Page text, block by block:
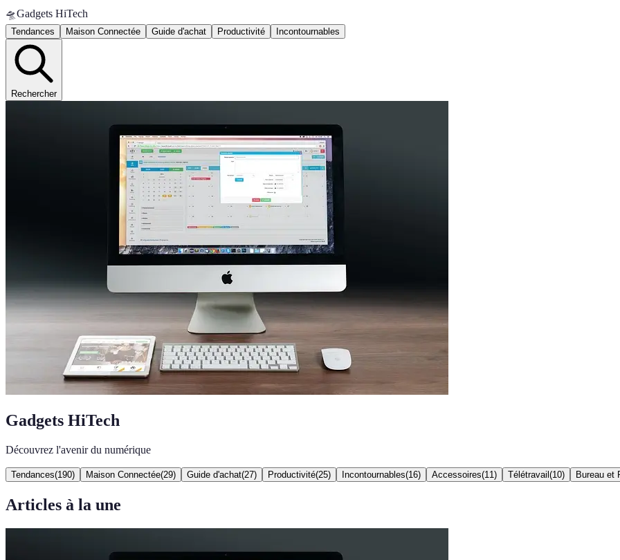
🛸Gadgets HiTech
Tendances Maison Connectée Guide d'achat Productivité Incontournables
Rechercher
Gadgets HiTech
Découvrez l'avenir du numérique
Tendances(190) Maison Connectée(29) Guide d'achat(27) Productivité(25) Incontournables(16) Accessoires(11 ) Télétravail (10) Bureau et
Articles à la une